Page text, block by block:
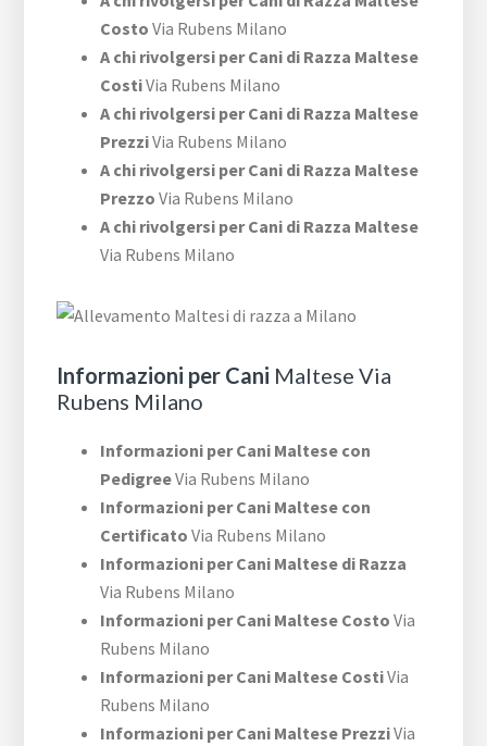
Costo Via Rubens Milano
A chi rivolgersi per Cani di Razza Maltese
CostiVia Rubens Milano
A chi rivolgersi per Cani di Razza Maltese
PrezziVia Rubens Milano
A chi rivolgersi per Cani di Razza Maltese
Prezzo Via Rubens Milano
A chi rivolgersi per Cani di Razza Maltese
Via Rubens Milano
Informazioni per Cani Maltese Via
Rubens Milano
Informazioni per Cani Maltese con
PedigreeVia Rubens Milano
Informazioni per Cani Maltese con
Certificato Via Rubens Milano
Informazioni per Cani Maltese di Razza
Via Rubens Milano
Informazioni per Cani Maltese Costo Via
Rubens Milano
Informazioni per Cani Maltese CostiVia
Rubens Milano
Informazioni per Cani Maltese PrezziVia